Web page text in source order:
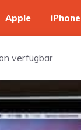
Apple iPhone
verfügbar